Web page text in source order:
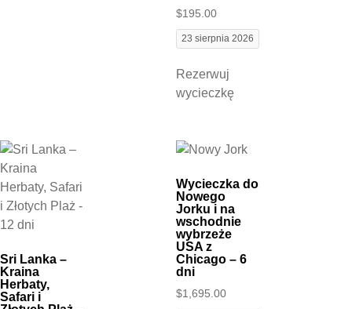
$195.00
23 sierpnia 2026
Rezerwuj
wycieczkę
Sri Lanka –
Kraina
Herbaty,
Safari i
Wycieczka do
Nowego
Jorku i na
wschodnie
wybrzeże
USA z
Chicago – 6
dni
$1,695.00